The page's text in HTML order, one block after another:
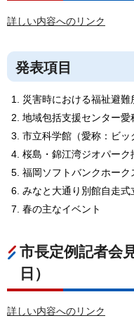
詳しい内容へのリンク
発表項目
災害時における福祉避
地域包括支援センター愛
市立科学館（愛称：ビ
桜島・錦江湾ジオパー
福岡ソフトバンクホー
みなと大通り別館自走
春の主なイベント
市長定例記者会
日）
詳しい内容へのリンク